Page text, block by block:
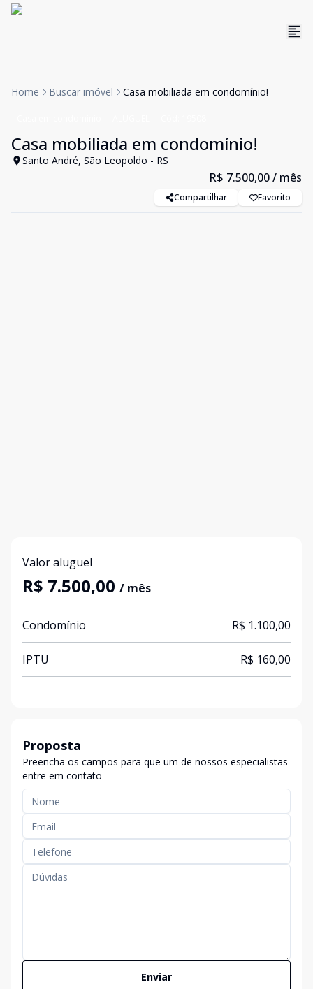
Home Buscar imóvel Casa mobiliada em condomínio!
Casa mobiliada em condomínio!
Santo André, São Leopoldo - RS
R$ 7.500,00/ mês
Compartilhar Favorito
Valor aluguel
R$ 7.500,00 / mês
Condomínio R$ 1.100,00
IPTU R$ 160,00
Proposta
Preencha os campos para que um de nossos especialistas
entre em contato
Enviar